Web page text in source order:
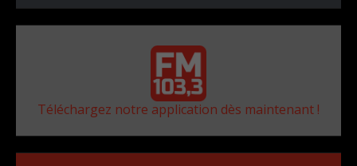
Téléchargez notre application dès maintenant !